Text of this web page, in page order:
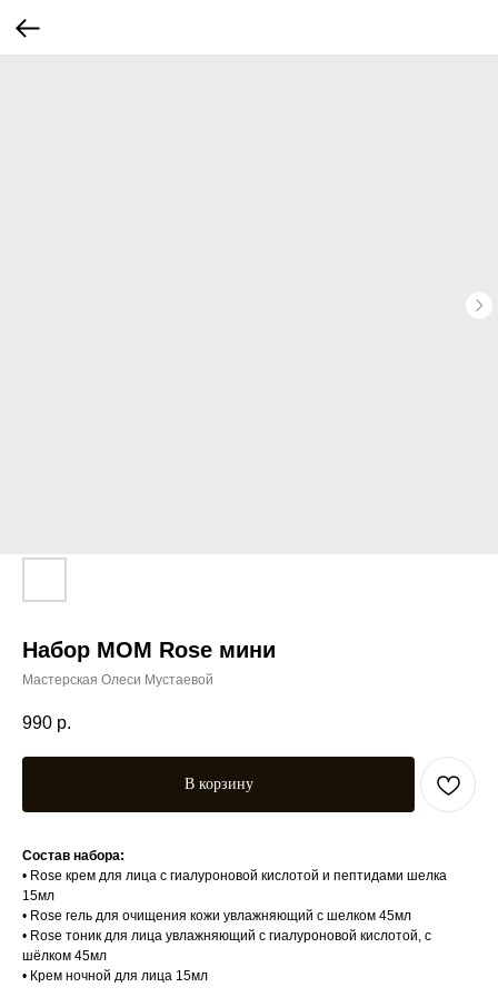
Набор МОМ Rose мини
Мастерская Олеси Мустаевой
990 р.
В корзину
Состав набора:
• Rose крем для лица с гиалуроновой кислотой и пептидами шелка
15мл
• Rose гель для очищения кожи увлажняющий с шелком 45мл
• Rose тоник для лица увлажняющий с гиалуроновой кислотой, с
шёлком 45мл
• Крем ночной для лица 15мл